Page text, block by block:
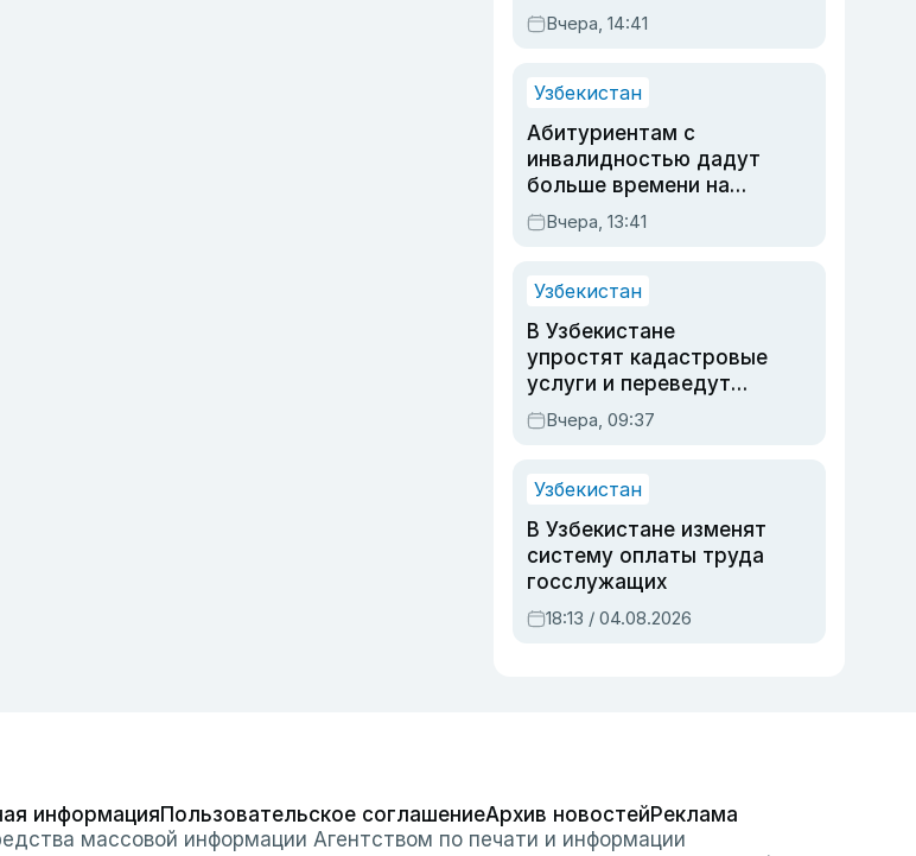
штрафстоянки
Вчера, 14:41
Узбекистан
Абитуриентам с
инвалидностью дадут
больше времени на
вступительных
экзаменах
Вчера, 13:41
Узбекистан
В Узбекистане
упростят кадастровые
услуги и переведут
регистрацию
недвижимости в
Вчера, 09:37
Узбекистан
В Узбекистане изменят
систему оплаты труда
госслужащих
18:13 / 04.08.2026
информацияПользовательское соглашениеАрхив новостейРеклама
массовой информации Агентством по печати и информации